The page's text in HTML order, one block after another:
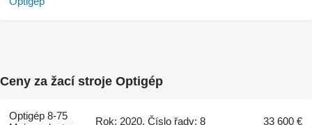
Ceny za žací stroje Optigép
Optigép 8-75
Rok: 2020, Číslo řady: 8 33 600 €